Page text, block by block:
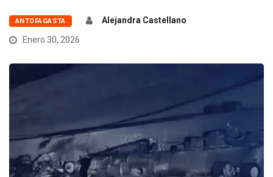
ANTOFAGASTA
Alejandra Castellano
Enero 30, 2026